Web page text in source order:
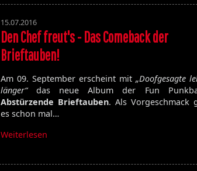
15.07.2016
Den Chef freut's - Das Comeback der
Brieftauben!
Am 09. September erscheint mit „Doofgesagte
länger“das neue Album der Fun
Abstürzende Brieftauben. Als Vorgeschmack
es schon mal…
Weiterlesen